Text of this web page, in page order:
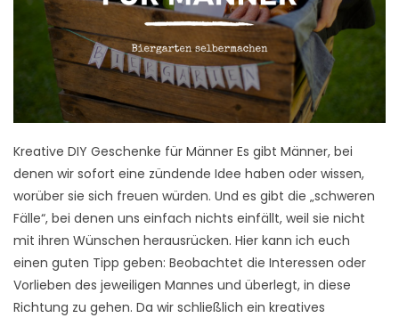
Kreative DIY Geschenke für Männer Es gibt Männer, bei
denen wir sofort eine zündende Idee haben oder wissen,
worüber sie sich freuen würden. Und es gibt die „schweren
Fälle“, bei denen uns einfach nichts einfällt, weil sie nicht
mit ihren Wünschen herausrücken. Hier kann ich euch
einen guten Tipp geben: Beobachtet die Interessen oder
Vorlieben des jeweiligen Mannes und überlegt, in diese
Richtung zu gehen. Da wir schließlich ein kreatives